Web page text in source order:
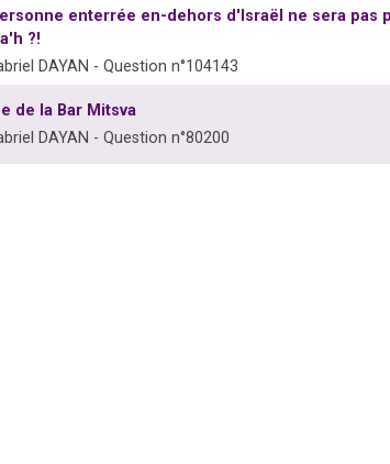
enterrée en-dehors d'Israël ne sera pas
?!
DAYAN - Question n°104143
de la Bar Mitsva
DAYAN - Question n°80200